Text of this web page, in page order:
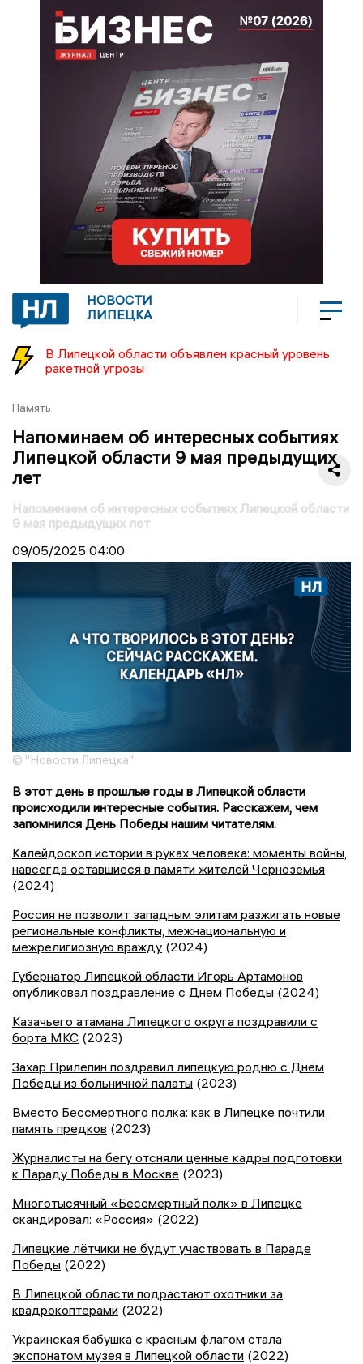
НОВОСТИ
ЛИПЕЦКА
В Липецкой области объявлен красный уровень
ракетной угрозы
Память
Напоминаем об интересных событиях
Липецкой области 9 мая предыдущих
лет
Напоминаем об интересных событиях Липецкой области
9 мая предыдущих лет
09/05/2025 04:00
© "Новости Липецка"
В этот день в прошлые годы в Липецкой области
происходили интересные события. Расскажем, чем
запомнился День Победы нашим читателям.
Калейдоскоп истории в руках человека: моменты войны,
навсегда оставшиеся в памяти жителей Черноземья
(2024)
Россия не позволит западным элитам разжигать новые
региональные конфликты, межнациональную и
межрелигиозную вражду (2024)
Губернатор Липецкой области Игорь Артамонов
опубликовал поздравление с Днем Победы (2024)
Казачьего атамана Липецкого округа поздравили с
борта МКС (2023)
Захар Прилепин поздравил липецкую родню с Днём
Победы из больничной палаты (2023)
Вместо Бессмертного полка: как в Липецке почтили
память предков (2023)
Журналисты на бегу отсняли ценные кадры подготовки
к Параду Победы в Москве (2023)
Многотысячный «Бессмертный полк» в Липецке
скандировал: «Россия» (2022)
Липецкие лётчики не будут участвовать в Параде
Победы (2022)
В Липецкой области подрастают охотники за
квадрокоптерами (2022)
Украинская бабушка с красным флагом стала
экспонатом музея в Липецкой области (2022)